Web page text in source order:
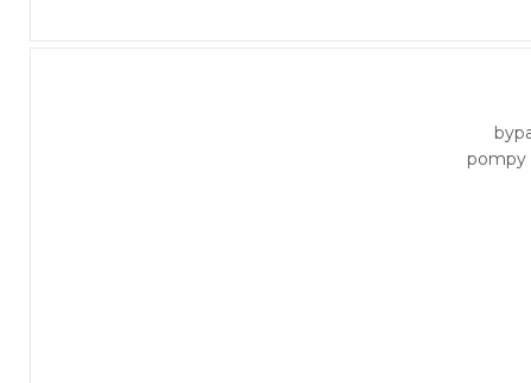
pompy